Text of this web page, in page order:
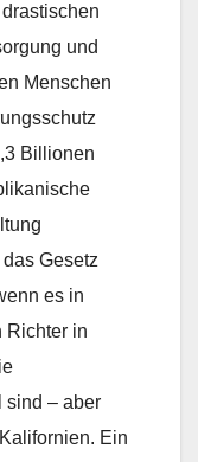
und
Menschen
Billionen
Gesetz
es in
Richter in
sind – aber
Ein